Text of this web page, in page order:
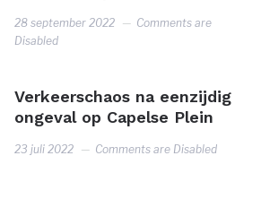
28 september 2022
Comments are
Disabled
Verkeerschaos na eenzijdig
ongeval op Capelse Plein
23 juli 2022 Comments are Disabled